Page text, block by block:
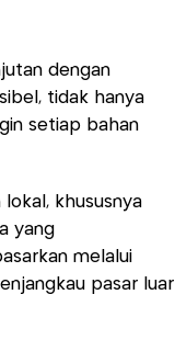
dengan
tidak hanya
setiap bahan
khususnya
yang
melalui
pasar luar